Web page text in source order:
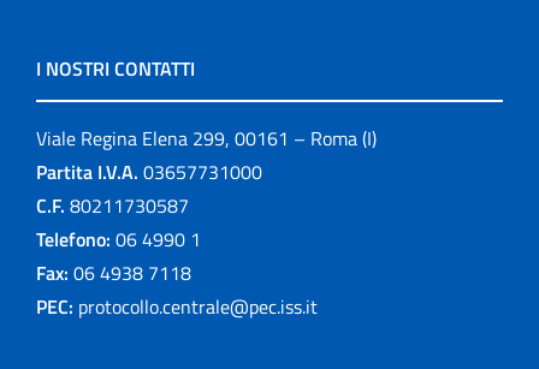
I NOSTRI CONTATTI
Viale Regina Elena 299, 00161 – Roma (I)
Partita I.V.A. 03657731000
C.F. 80211730587
Telefono: 06 4990 1
Fax: 06 4938 7118
PEC: protocollo.centrale@pec.iss.it